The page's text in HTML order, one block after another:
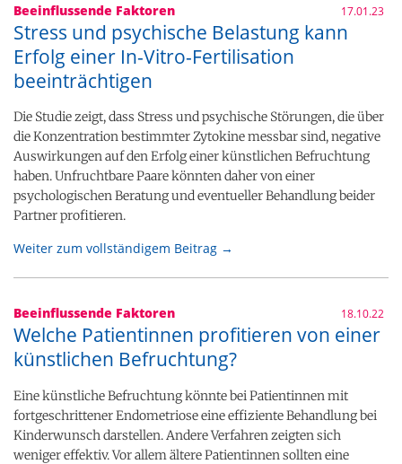
Beeinflussende Faktoren 17.01.23
Stress und psychische Belastung kann
Erfolg einer In-Vitro-Fertilisation
beeinträchtigen
Die Studie zeigt, dass Stress und psychische Störungen, die über
die Konzentration bestimmter Zytokine messbar sind, negative
Auswirkungen auf den Erfolg einer künstlichen Befruchtung
haben. Unfruchtbare Paare könnten daher von einer
psychologischen Beratung und eventueller Behandlung beider
Partner profitieren.
Weiter zum vollständigem Beitrag →
Beeinflussende Faktoren 18.10.22
Welche Patientinnen profitieren von einer
künstlichen Befruchtung?
Eine künstliche Befruchtung könnte bei Patientinnen mit
fortgeschrittener Endometriose eine effiziente Behandlung bei
Kinderwunsch darstellen. Andere Verfahren zeigten sich
weniger effektiv. Vor allem ältere Patientinnen sollten eine